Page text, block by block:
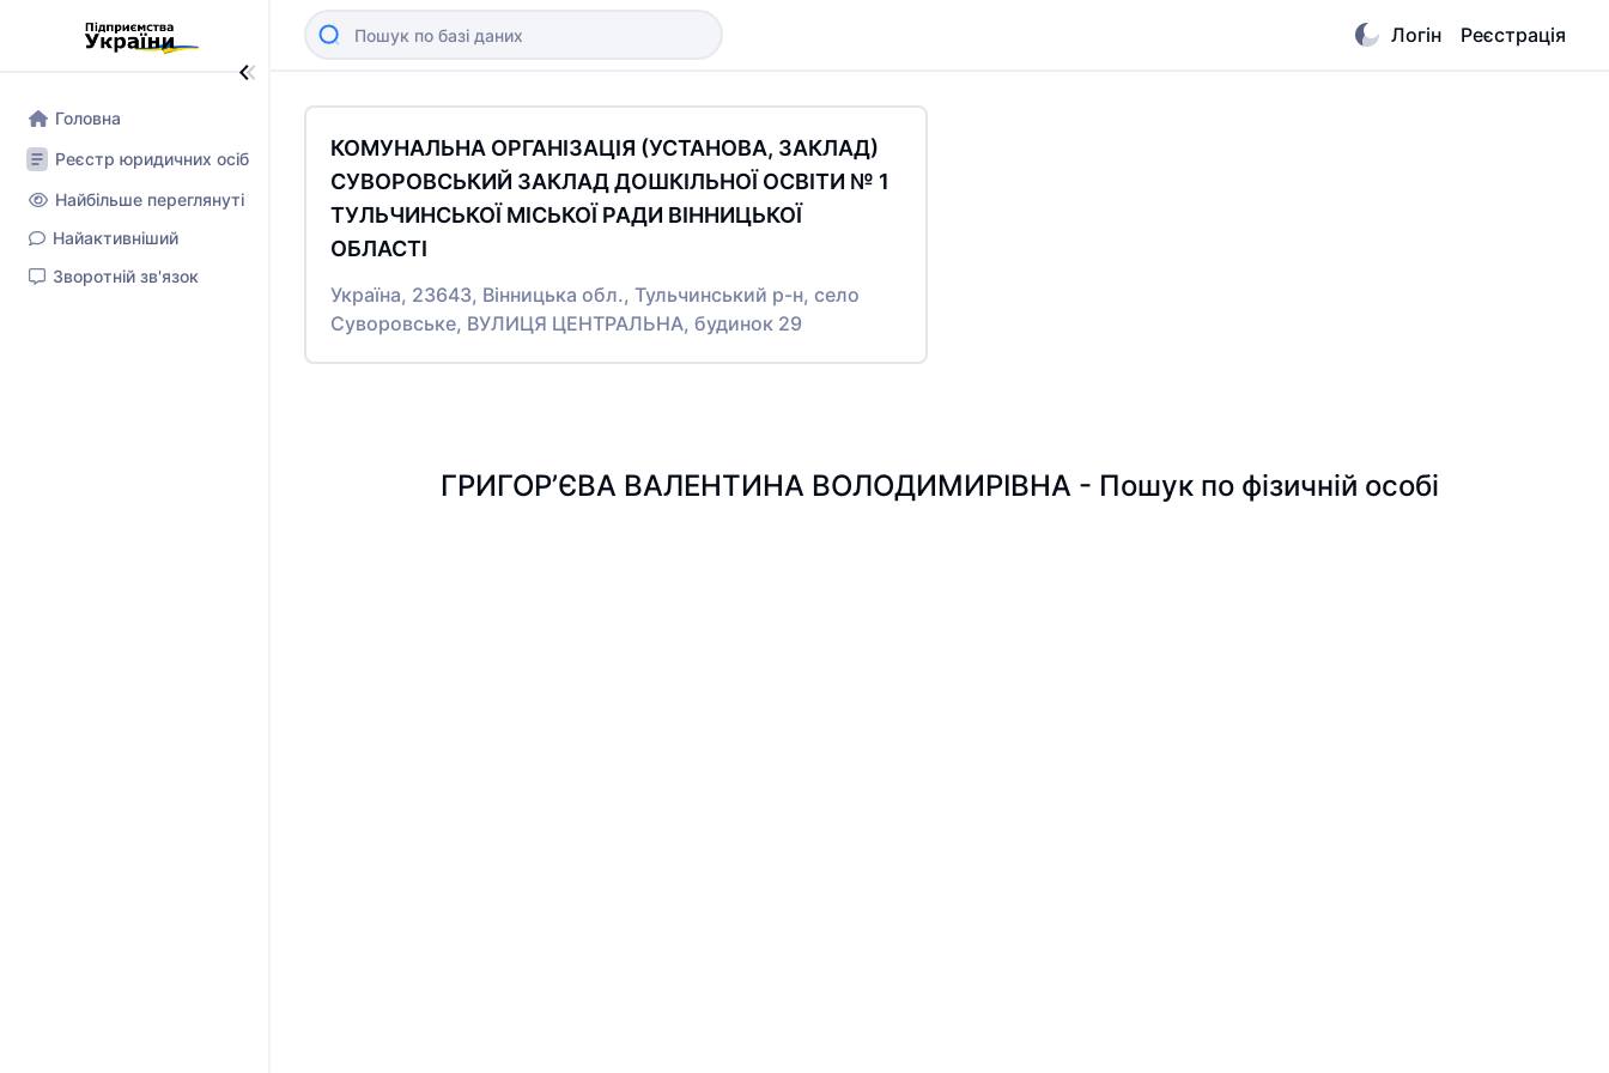
Головна
Реєстр юридичних осіб
Найбільше переглянуті
Найактивніший
Зворотній зв'язок
Логін Реєстрація
КОМУНАЛЬНА ОРГАНІЗАЦІЯ (УСТАНОВА, ЗАКЛАД)
СУВОРОВСЬКИЙ ЗАКЛАД ДОШКІЛЬНОЇ ОСВІТИ № 1
ТУЛЬЧИНСЬКОЇ МІСЬКОЇ РАДИ ВІННИЦЬКОЇ
ОБЛАСТІ
Україна, 23643, Вінницька обл., Тульчинський р-н, село
Суворовське, ВУЛИЦЯ ЦЕНТРАЛЬНА, будинок 29
ГРИГОР’ЄВА ВАЛЕНТИНА ВОЛОДИМИРІВНА - Пошук по фізичній особі